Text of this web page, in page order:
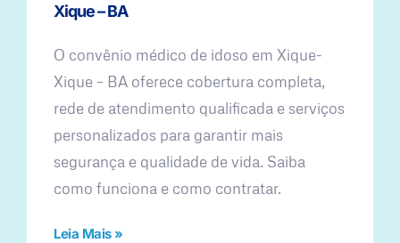
Xique – BA
O convênio médico de idoso em Xique-
Xique – BA oferece cobertura completa,
rede de atendimento qualificada e serviços
personalizados para garantir mais
segurança e qualidade de vida. Saiba
como funciona e como contratar.
Leia Mais »